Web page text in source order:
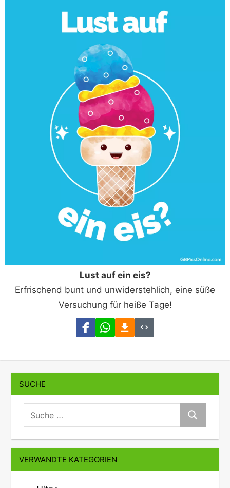
Lust auf ein eis?
Erfrischend bunt und unwiderstehlich, eine süße
Versuchung für heiße Tage!
SUCHE
suche:
Suche
VERWANDTE KATEGORIEN